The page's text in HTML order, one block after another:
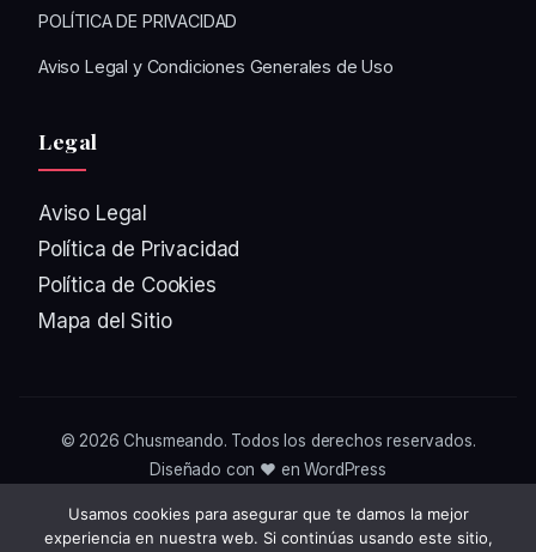
POLÍTICA DE PRIVACIDAD
Aviso Legal y Condiciones Generales de Uso
Legal
Aviso Legal
Política de Privacidad
Política de Cookies
Mapa del Sitio
© 2026Chusmeando. Todos los derechos reservados.
Diseñado con ❤️ en WordPress
Usamos cookies para asegurar que te damos la mejor
experiencia en nuestra web. Si continúas usando este sitio,